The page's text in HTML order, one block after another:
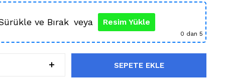
ve Bırak veya Resim Yükle
0 dan 5
SEPETE EKLE